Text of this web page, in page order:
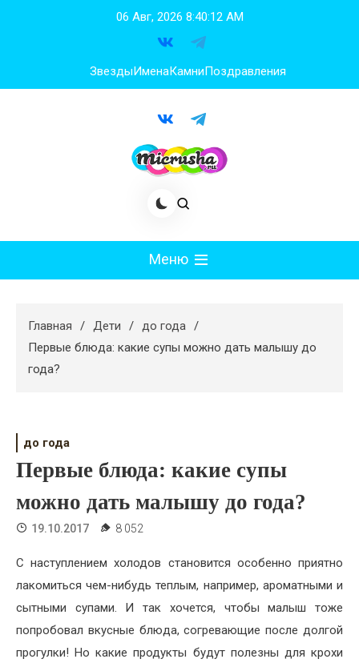
06 Авг, 2026 8:40:13 AM
ЗвездыИменаКамниПоздравления
Меню
Худеем
Психология
Дом
Жизнь
Хобби
Красота
Недвижимость
Главная Дети
до года
Первые блюда: какие супы можно дать малышу до
года?
до года
Первые блюда: какие супы
можно дать малышу до года?
19.10.2017 8 052
С наступлением холодов становится особенно приятно
лакомиться чем-нибудь теплым, например, ароматными и
сытными супами. И так хочется, чтобы малыш тоже
попробовал вкусные блюда, согревающие после долгой
прогулки! Но какие продукты будут полезны для крохи